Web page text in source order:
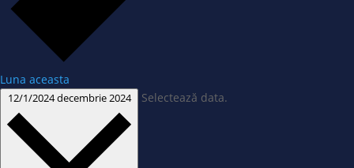
Luna aceasta
12/1/2024decembrie 2024 Selectează data.